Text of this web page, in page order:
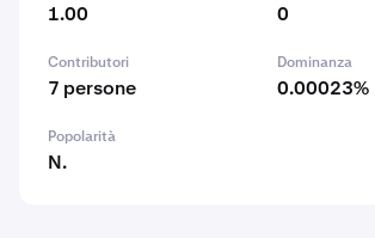
1.00 0
Contributori
7 persone
Dominanza
0.00023%
Popolarità
N.